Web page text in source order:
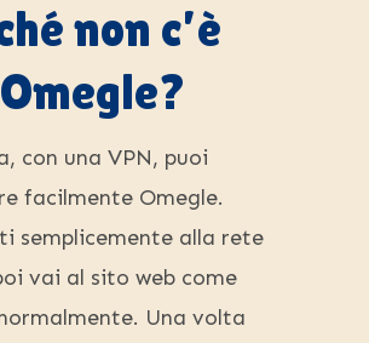
non c’è
con una VPN, puoi
facilmente Omegle.
semplicemente alla rete
vai al sito web come
Una volta